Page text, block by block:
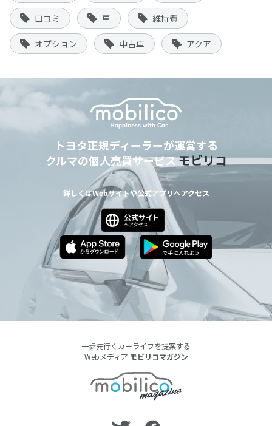
口コミ 車 維持費
オプション 中古車 アクア
トヨタ正規ディーラーが運営する
クルマの個人売買サービスモビリコ
詳しくはWebサイトや公式アプリへアクセス
一歩先行くカーライフを提案する
Webメディア モビリコマガジン